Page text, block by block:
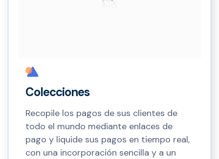
Colecciones
Recopile los pagos de sus clientes de
todo el mundo mediante enlaces de
pago y liquide sus pagos en tiempo real,
con una incorporación sencilla y a un